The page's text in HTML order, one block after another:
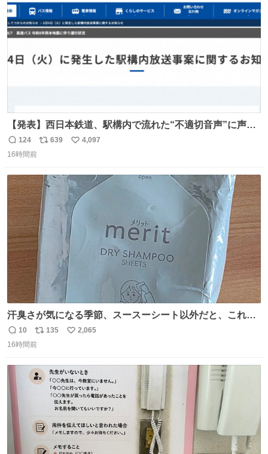
数
【発表】西日本鉄道、駅構内で流れた“不適切音声”に声明
「被害届も検討」 news.livedoor.com/article/detail… 4日
に西鉄福岡（天神）駅および薬院駅で発生した駅構内放送
送設備に外部から不正に音声が流された可能性も含めて確
認を実施」と説明した。
返
信
124
リ
ト
数
639
い
数
4,097
16時間前
汗臭さが気になる季節、スースーシート以外だと、これが
とにかくスッキリする。2年くらい前に #生活は踊る で紹
介したやつ。おじさんにもおばさんにもオススメだ。ドラ
汗拭きシートみたいなもの。耳裏襟足首筋がんがん拭いて
汗臭不安を解消。
返
信
10
リ
ポ
ト
数
135
い
数
2,065
16時間前